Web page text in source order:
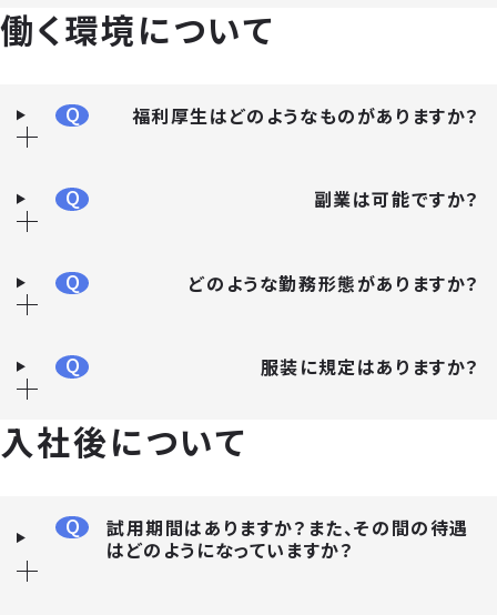
働く環境について
Q 福利厚生はどのようなものがありますか？
Q 副業は可能ですか？
Q どのような勤務形態がありますか？
Q 服装に規定はありますか？
入社後について
Q
試用期間はありますか？また、その間の待遇
はどのようになっていますか？